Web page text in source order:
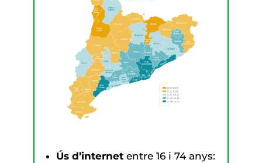
Ús d’internetentre 16 i 74 anys: